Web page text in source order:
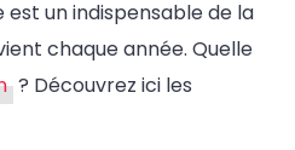
est un indispensable de la
chaque année. Quelle
? Découvrez ici les